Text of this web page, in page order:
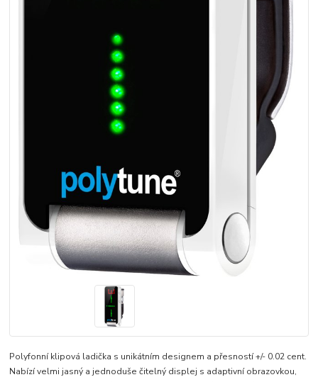
Polyfonní klipová ladička s unikátním designem a přesností +/- 0.02 cent.
Nabízí velmi jasný a jednoduše čitelný displej s adaptivní obrazovkou,